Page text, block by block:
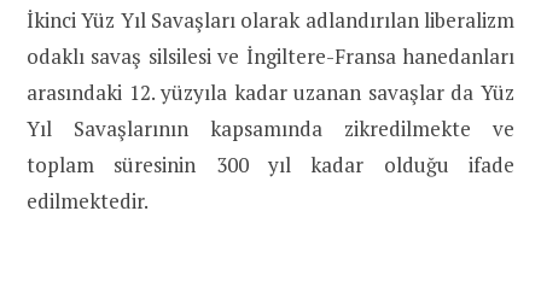
İkinci Yüz Yıl Savaşları olarak adlandırılan liberalizm
odaklı savaş silsilesi ve İngiltere-Fransa hanedanları
arasındaki 12. yüzyıla kadar uzanan savaşlar da Yüz
Yıl Savaşlarının kapsamında zikredilmekte ve
toplam süresinin 300 yıl kadar olduğu ifade
edilmektedir.